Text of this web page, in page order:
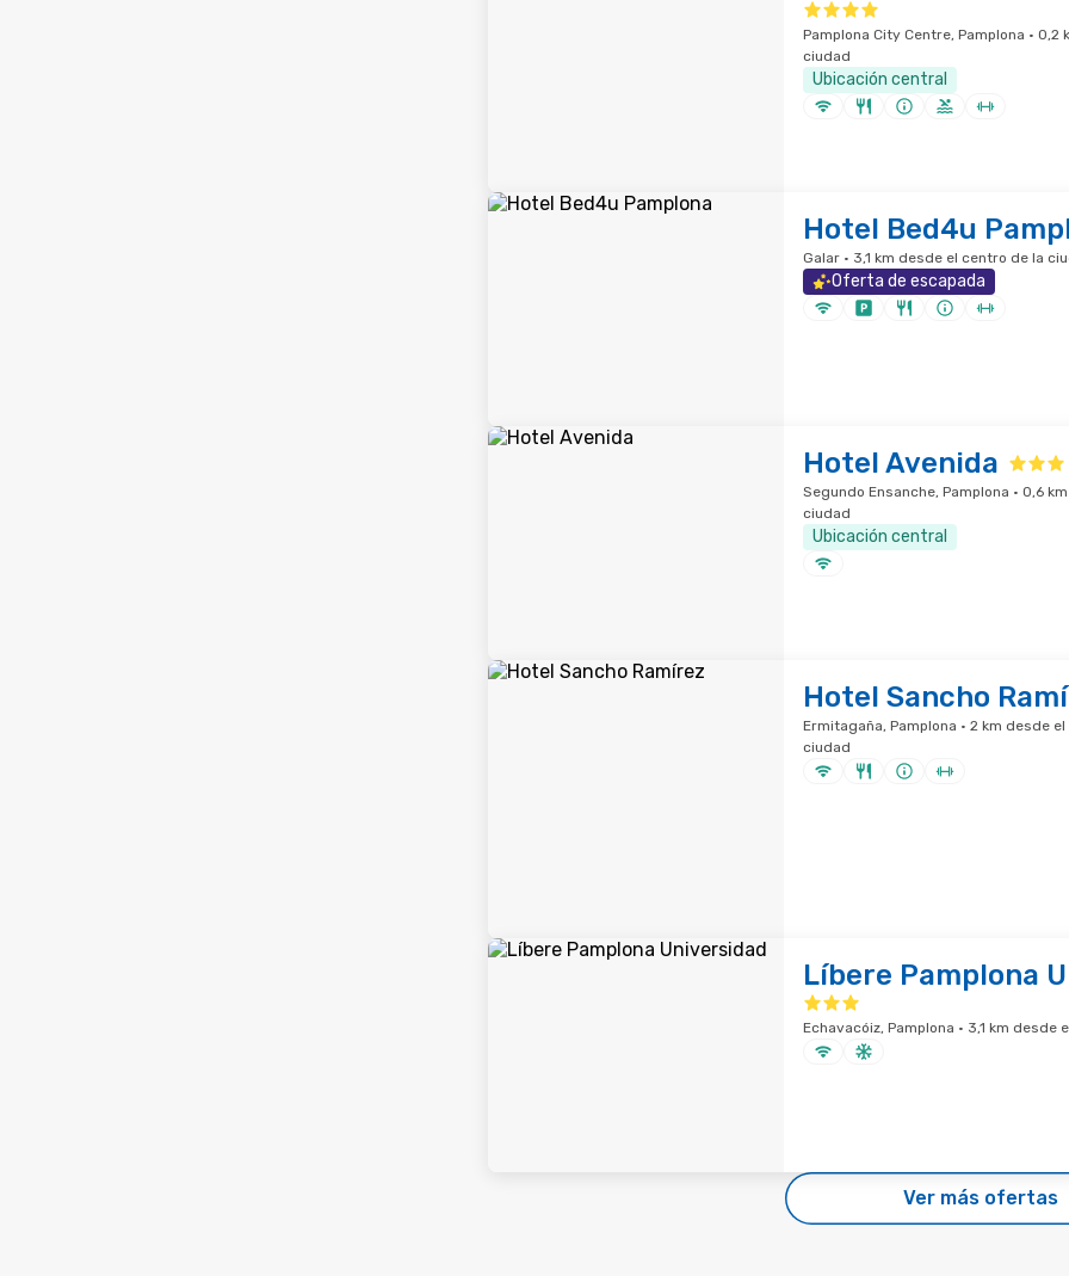
Pamplona City Centre, Pamplona ·
ciudad
Ubicación central
Hotel Bed4u
Galar · 3,1 km desde el centro de la
Oferta de escapada
Hotel Avenida
Segundo Ensanche, Pamplona · 0,6
ciudad
Ubicación central
Hotel Sancho
Ermitagaña, Pamplona · 2 km desde
ciudad
Líbere Pamplona
Echavacóiz, Pamplona · 3,1 km desde
Ver más ofertas